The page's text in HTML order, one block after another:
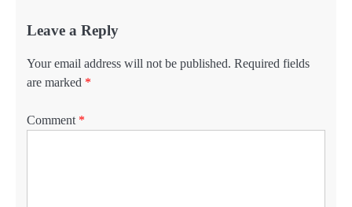
Leave a Reply
Your email address will not be published. Required fields
are marked *
Comment *